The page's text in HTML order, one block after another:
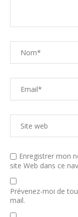
Enregistrer mon
site Web dans ce
Prévenez-moi de
mail.